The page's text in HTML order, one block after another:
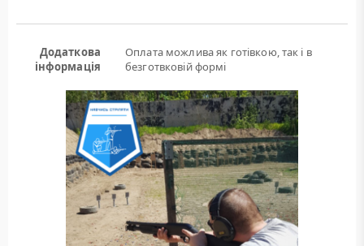
Додаткова
інформація
Оплата можлива як готівкою, так і в
безготвковій формі